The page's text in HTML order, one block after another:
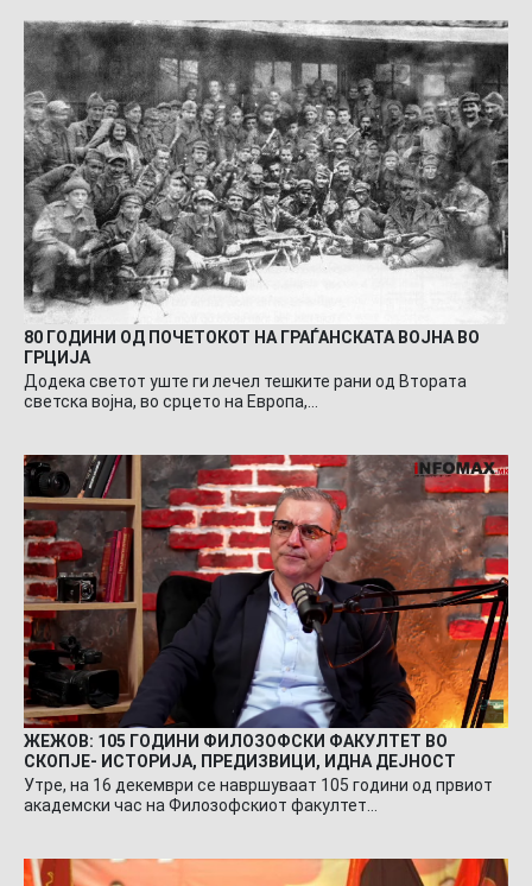
80 ГОДИНИ ОД ПОЧЕТОКОТ НА ГРАЃАНСКАТА ВОЈНА ВО
ГРЦИЈА
Додека светот уште ги лечел тешките рани од Втората
светска војна, во срцето на Европа,…
ЖЕЖОВ: 105 ГОДИНИ ФИЛОЗОФСКИ ФАКУЛТЕТ ВО
СКОПЈЕ- ИСТОРИЈА, ПРЕДИЗВИЦИ, ИДНА ДЕЈНОСТ
Утре, на 16 декември се навршуваат 105 години од првиот
академски час на Филозофскиот факултет…